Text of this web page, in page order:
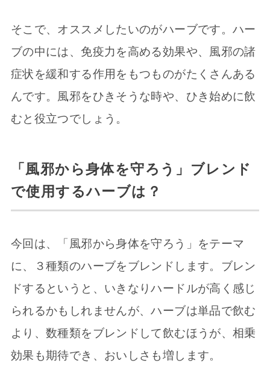
そこで、オススメしたいのがハーブです。ハー
ブの中には、免疫力を高める効果や、風邪の諸
症状を緩和する作用をもつものがたくさんある
んです。風邪をひきそうな時や、ひき始めに飲
むと役立つでしょう。
「風邪から身体を守ろう」ブレンド
で使用するハーブは？
今回は、「風邪から身体を守ろう」をテーマ
に、３種類のハーブをブレンドします。ブレン
ドするというと、いきなりハードルが高く感じ
られるかもしれませんが、ハーブは単品で飲む
より、数種類をブレンドして飲むほうが、相乗
効果も期待でき、おいしさも増します。